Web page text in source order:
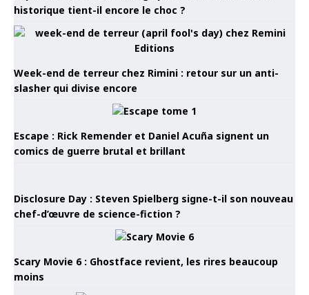
historique tient-il encore le choc ?
Week-end de terreur chez Rimini : retour sur un anti-
slasher qui divise encore
Escape : Rick Remender et Daniel Acuña signent un
comics de guerre brutal et brillant
Disclosure Day : Steven Spielberg signe-t-il son nouveau
chef-d’œuvre de science-fiction ?
Scary Movie 6 : Ghostface revient, les rires beaucoup
moins